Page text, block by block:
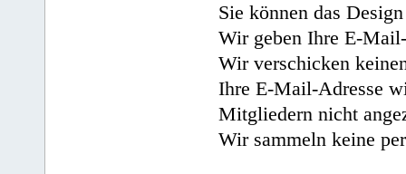
Sie können das
Wir geben Ihre E-
Wir verschicken
Ihre E-Mail-Adresse
Mitgliedern nicht
Wir sammeln keine